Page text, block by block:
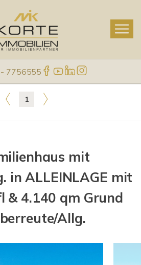
7756555
1
mit
in ALLEINLAGE mit
& 4.140 qm Grund
Allg.